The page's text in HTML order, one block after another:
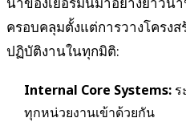
ครอบคลุมตั้งแต่การวางโครง
ปฏิบัติงานในทุกมิติ:
Internal Core Systems:
ทุกหน่วยงานเข้าด้วยกัน